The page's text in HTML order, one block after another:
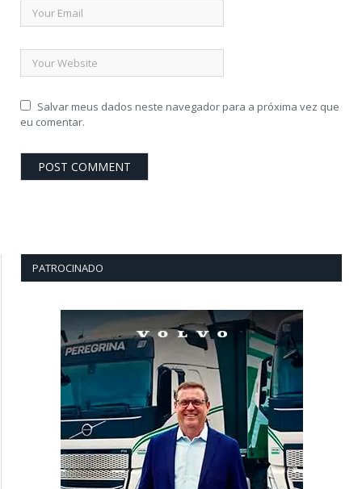
Salvar meus dados neste navegador para a próxima vez que
eu comentar.
PATROCINADO